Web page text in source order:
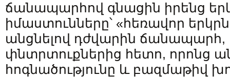
ճանապարհով գնացին իրենց
իմաստունները՝ «հեռավոր
անցնելով դժվարին
փնտրտուքներից հետո, որոնց
հոգնածությունը և բազմաթիվ